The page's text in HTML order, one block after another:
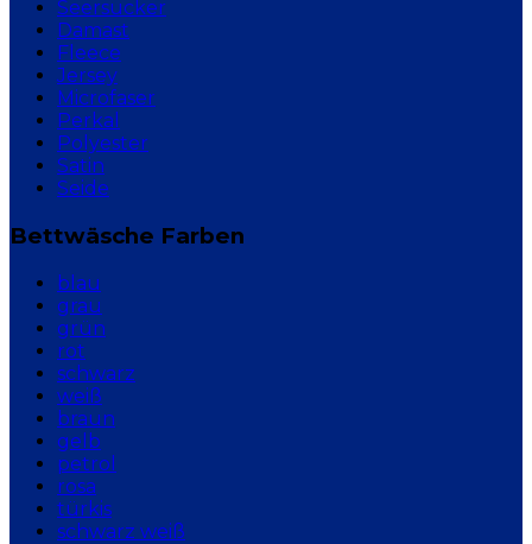
Seersucker
Damast
Fleece
Jersey
Microfaser
Perkal
Polyester
Satin
Seide
Bettwäsche Farben
blau
grau
grün
rot
schwarz
weiß
braun
gelb
petrol
rosa
türkis
schwarz weiß